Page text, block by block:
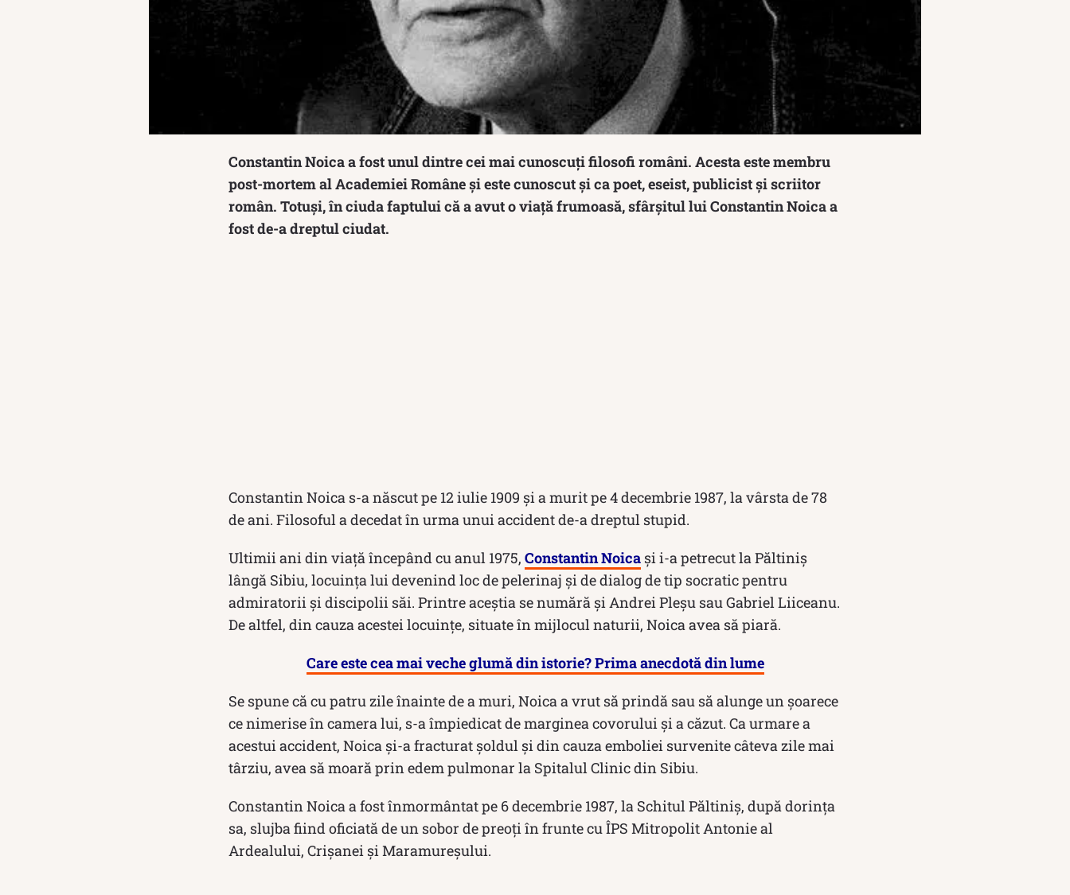
Constantin Noica a fost unul dintre cei mai cunoscuți filosofi români. Acesta este membru
post-mortem al Academiei Române și este cunoscut și ca poet, eseist, publicist și scriitor
român. Totuși, în ciuda faptului că a avut o viață frumoasă, sfârșitul lui Constantin Noica a
fost de-a dreptul ciudat.
Constantin Noica s-a născut pe 12 iulie 1909 și a murit pe 4 decembrie 1987, la vârsta de 78
de ani. Filosoful a decedat în urma unui accident de-a dreptul stupid.
Ultimii ani din viață începând cu anul 1975, Constantin Noica și i-a petrecut la Păltiniș
lângă Sibiu, locuința lui devenind loc de pelerinaj și de dialog de tip socratic pentru
admiratorii și discipolii săi. Printre aceștia se numără și Andrei Pleșu sau Gabriel Liiceanu.
De altfel, din cauza acestei locuințe, situate în mijlocul naturii, Noica avea să piară.
Care este cea mai veche glumă din istorie? Prima anecdotă din lume
Se spune că cu patru zile înainte de a muri, Noica a vrut să prindă sau să alunge un şoarece
ce nimerise în camera lui, s-a împiedicat de marginea covorului şi a căzut. Ca urmare a
acestui accident, Noica și-a fracturat șoldul și din cauza emboliei survenite câteva zile mai
târziu, avea să moară prin edem pulmonar la Spitalul Clinic din Sibiu.
Constantin Noica a fost înmormântat pe 6 decembrie 1987, la Schitul Păltiniș, după dorința
sa, slujba fiind oficiată de un sobor de preoți în frunte cu ÎPS Mitropolit Antonie al
Ardealului, Crișanei și Maramureșului.